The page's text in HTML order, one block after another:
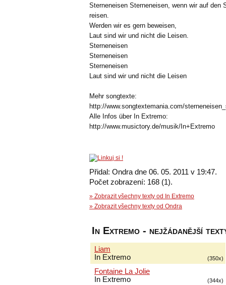
Sterneneisen Sterneneisen, wenn wir auf den
reisen.
Werden wir es gern beweisen,
Laut sind wir und nicht die Leisen.
Sterneneisen
Sterneneisen
Sterneneisen
Laut sind wir und nicht die Leisen
Mehr songtexte:
http://www.songtextemania.com/
Alle Infos über In Extremo:
http://www.musictory.de/musik/In+Extremo
Přidal: Ondra dne 06. 05. 2011 v 19:47.
Počet zobrazení: 168 (1).
» Zobrazit všechny texty od In Extremo
» Zobrazit všechny texty od Ondra
In Extremo - nejžádanější
Liam
In Extremo
(350x)
Fontaine La Jolie
In Extremo
(344x)